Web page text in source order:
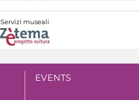
Servizi museali
EVENTS